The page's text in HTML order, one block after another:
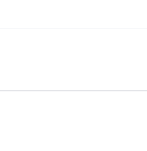
로 사랑 키
"아직 포기 안했